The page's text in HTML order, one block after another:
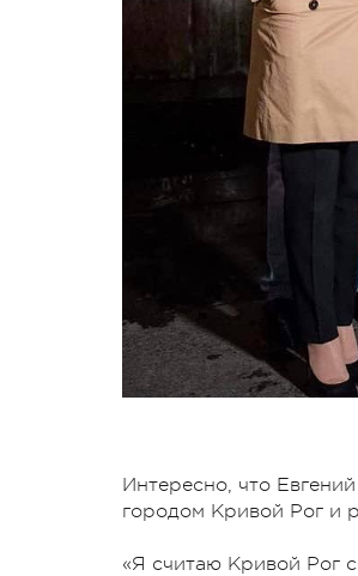
Интересно, что
городом Кривой Рог и
«Я считаю Кривой Рог